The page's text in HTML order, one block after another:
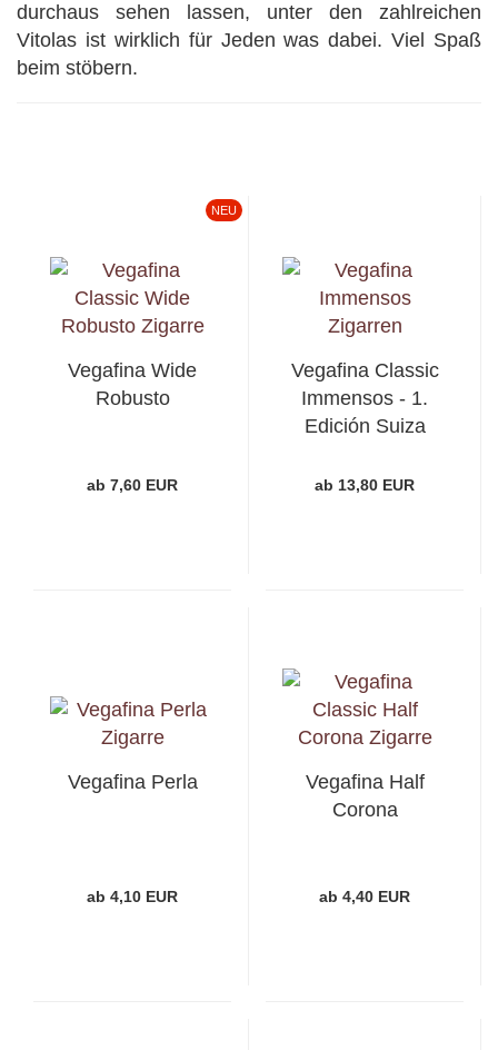
durchaus sehen lassen, unter den zahlreichen
Vitolas ist wirklich für Jeden was dabei. Viel Spaß
beim stöbern.
NEU
Vegafina Wide
Robusto
ab 7,60 EUR
Vegafina Classic
Immensos - 1.
Edición Suiza
ab 13,80 EUR
Vegafina Perla
ab 4,10 EUR
Vegafina Half
Corona
ab 4,40 EUR